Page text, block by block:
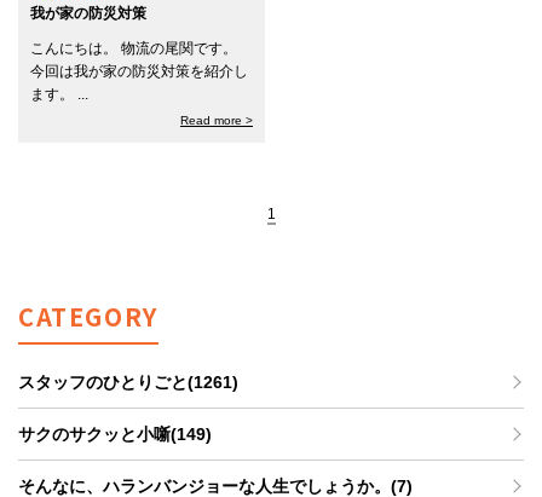
我が家の防災対策
こんにちは。 物流の尾関です。
今回は我が家の防災対策を紹介し
ます。 ...
Read more >
CATEGORY
スタッフのひとりごと(1261)
サクのサクッと小噺(149)
そんなに、ハランバンジョーな人生でしょうか。(7)
1